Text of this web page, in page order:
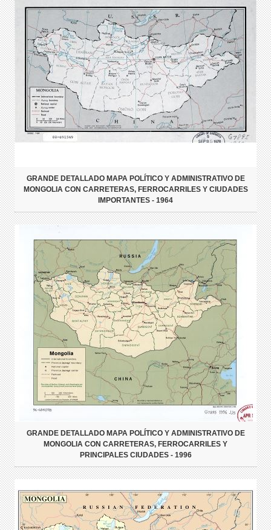
GRANDE DETALLADO MAPA POLÍTICO Y ADMINISTRATIVO DE
MONGOLIA CON CARRETERAS, FERROCARRILES Y CIUDADES
IMPORTANTES - 1964
GRANDE DETALLADO MAPA POLÍTICO Y ADMINISTRATIVO DE
MONGOLIA CON CARRETERAS, FERROCARRILES Y
PRINCIPALES CIUDADES - 1996